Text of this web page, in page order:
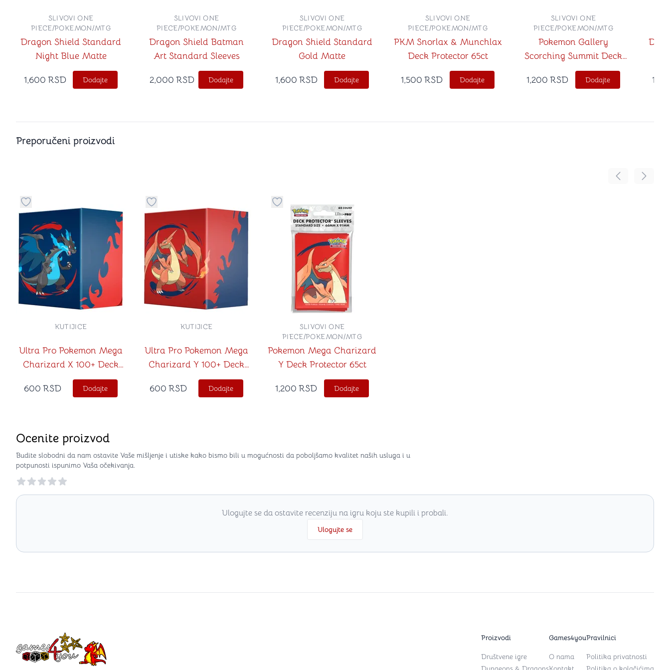
Dragon Shield Standard
Night Blue Matte
SLIVOVI ONE
PIECE/POKEMON/MTG
1,600 RSD Dodajte
Dragon Shield Batman
Art Standard Sleeves
SLIVOVI ONE
PIECE/POKEMON/MTG
2,000 RSD Dodajte
Dragon Shield Standard
Gold Matte
SLIVOVI ONE
PIECE/POKEMON/MTG
1,600 RSD Dodajte
PKM Snorlax & Munchlax
Deck Protector 65ct
SLIVOVI ONE
PIECE/POKEMON/MTG
1,500 RSD Dodajte
Pokemon Gallery
Scorching Summit Deck
Protector 65ct
SLIVOVI ONE
PIECE/POKEMON/MTG
1,200 RSD Dodajte
Preporučeni proizvodi
Pomeranje
Dugme za dodavanje stvari u kategoriju omiljeno
Ultra Pro Pokemon Mega
Charizard X 100+ Deck
Box
KUTIJICE
600 RSD Dodajte
Dugme za dodavanje stvari u kategoriju omiljeno
Ultra Pro Pokemon Mega
Charizard Y 100+ Deck
Box
KUTIJICE
600 RSD Dodajte
Dugme za dodavanje stvari u kategoriju omiljeno
Pokemon Mega Charizard
Y Deck Protector 65ct
SLIVOVI ONE
PIECE/POKEMON/MTG
1,200 RSD Dodajte
Ocenite proizvod
Budite slobodni da nam ostavite Vaše mišljenje i utiske kako bismo bili u mogućnosti da poboljšamo kvalitet naših usluga i u
potpunosti ispunimo Vaša očekivanja.
Reviews
Ulogujte se da ostavite recenziju na igru koju ste kupili i probali.
Ulogujte se
Games4you logo Proizvodi
Društvene igre
Games4you
O nama
Pravilnici
Politika privatnosti